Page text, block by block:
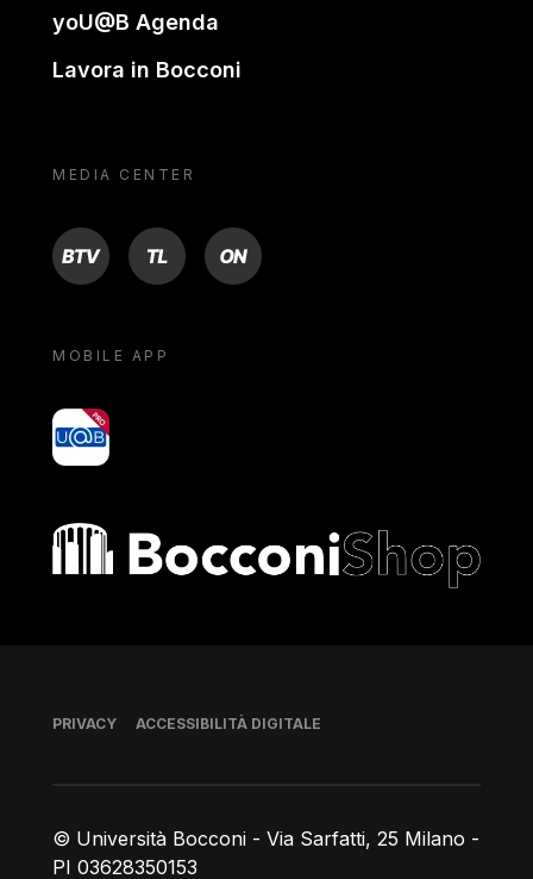
yoU@B Agenda
Lavora in Bocconi
MEDIA CENTER
BTV TL ON
MOBILE APP
yoU@B
Bocconi shop
© Università Bocconi - Via Sarfatti, 25 Milano -
PI 03628350153
Piè di pagina
PRIVACY ACCESSIBILITÀ DIGITALE